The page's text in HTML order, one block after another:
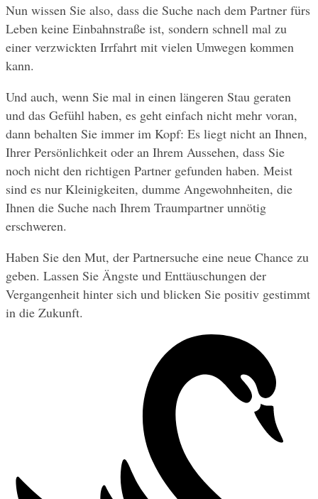
Nun wissen Sie also, dass die Suche nach dem Partner fürs
Leben keine Einbahnstraße ist, sondern schnell mal zu
einer verzwickten Irrfahrt mit vielen Umwegen kommen
kann.
Und auch, wenn Sie mal in einen längeren Stau geraten
und das Gefühl haben, es geht einfach nicht mehr voran,
dann behalten Sie immer im Kopf: Es liegt nicht an Ihnen,
Ihrer Persönlichkeit oder an Ihrem Aussehen, dass Sie
noch nicht den richtigen Partner gefunden haben. Meist
sind es nur Kleinigkeiten, dumme Angewohnheiten, die
Ihnen die Suche nach Ihrem Traumpartner unnötig
erschweren.
Haben Sie den Mut, der Partnersuche eine neue Chance zu
geben. Lassen Sie Ängste und Enttäuschungen der
Vergangenheit hinter sich und blicken Sie positiv gestimmt
in die Zukunft.